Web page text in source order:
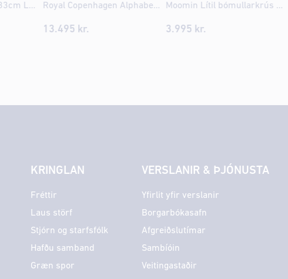
Moomin Servíettur 33cm LOVE 30 ára afmælisútgáfa Royal Copenhagen Alphabet stafabolli B 33cl
13.495 kr.
Moomin Lítil bómullarkrús með loki Bleik
3.995 kr.
KRINGLAN
Fréttir
Laus störf
Stjórn og starfsfólk
Hafðu samband
Græn spor
VERSLANIR & ÞJÓNUSTA
Yfirlit yfir verslanir
Borgarbókasafn
Afgreiðslutímar
Sambíóin
Veitingastaðir